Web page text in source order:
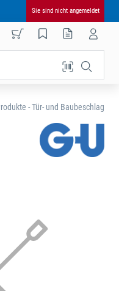
Sie sind nicht angemeldet
- Tür- und Baubeschlag